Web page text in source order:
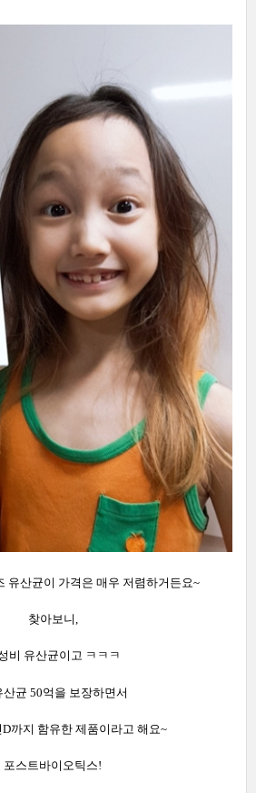
유산균이 가격은 매우 저렴하거든요~
찾아보니,
비 유산균이고 ㅋㅋㅋ
산균 50억을 보장하면서
D까지 함유한 제품이라고 해요~
포스트바이오틱스!